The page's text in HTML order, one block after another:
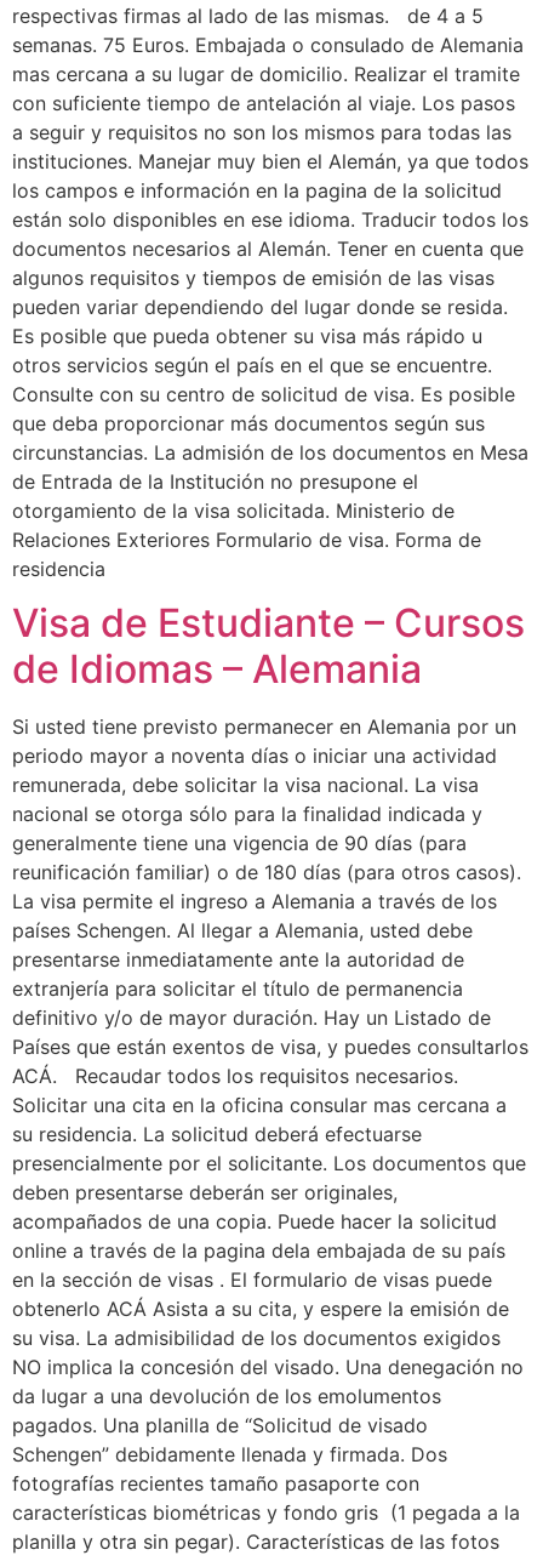
respectivas firmas al lado de las mismas. de 4 a 5
semanas. 75 Euros. Embajada o consulado de Alemania
mas cercana a su lugar de domicilio. Realizar el tramite
con suficiente tiempo de antelación al viaje. Los pasos
a seguir y requisitos no son los mismos para todas las
instituciones. Manejar muy bien el Alemán, ya que todos
los campos e información en la pagina de la solicitud
están solo disponibles en ese idioma. Traducir todos los
documentos necesarios al Alemán. Tener en cuenta que
algunos requisitos y tiempos de emisión de las visas
pueden variar dependiendo del lugar donde se resida.
Es posible que pueda obtener su visa más rápido u
otros servicios según el país en el que se encuentre.
Consulte con su centro de solicitud de visa. Es posible
que deba proporcionar más documentos según sus
circunstancias. La admisión de los documentos en Mesa
de Entrada de la Institución no presupone el
otorgamiento de la visa solicitada. Ministerio de
Relaciones Exteriores Formulario de visa. Forma de
residencia
Visa de Estudiante – Cursos
de Idiomas – Alemania
Si usted tiene previsto permanecer en Alemania por un
periodo mayor a noventa días o iniciar una actividad
remunerada, debe solicitar la visa nacional. La visa
nacional se otorga sólo para la finalidad indicada y
generalmente tiene una vigencia de 90 días (para
reunificación familiar) o de 180 días (para otros casos).
La visa permite el ingreso a Alemania a través de los
países Schengen. Al llegar a Alemania, usted debe
presentarse inmediatamente ante la autoridad de
extranjería para solicitar el título de permanencia
definitivo y/o de mayor duración. Hay un Listado de
Países que están exentos de visa, y puedes consultarlos
ACÁ. Recaudar todos los requisitos necesarios.
Solicitar una cita en la oficina consular mas cercana a
su residencia. La solicitud deberá efectuarse
presencialmente por el solicitante. Los documentos que
deben presentarse deberán ser originales,
acompañados de una copia. Puede hacer la solicitud
online a través de la pagina dela embajada de su país
en la sección de visas . El formulario de visas puede
obtenerlo ACÁ Asista a su cita, y espere la emisión de
su visa. La admisibilidad de los documentos exigidos
NO implica la concesión del visado. Una denegación no
da lugar a una devolución de los emolumentos
pagados. Una planilla de “Solicitud de visado
Schengen” debidamente llenada y firmada. Dos
fotografías recientes tamaño pasaporte con
características biométricas y fondo gris (1 pegada a la
planilla y otra sin pegar). Características de las fotos